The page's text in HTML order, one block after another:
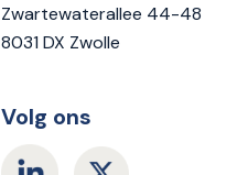
Zwartewaterallee 44-48
8031 DX Zwolle
Volg ons